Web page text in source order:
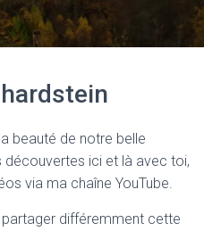
beauté de notre belle
découvertes ici et là avec toi,
via ma chaîne YouTube.
partager différemment cette